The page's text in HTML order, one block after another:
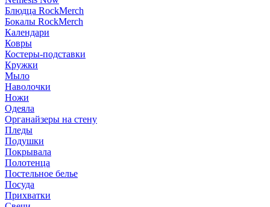
Блюдца RockMerch
Бокалы RockMerch
Календари
Ковры
Костеры-подставки
Кружки
Мыло
Наволочки
Ножи
Одеяла
Органайзеры на стену
Пледы
Подушки
Покрывала
Полотенца
Постельное белье
Посуда
Прихватки